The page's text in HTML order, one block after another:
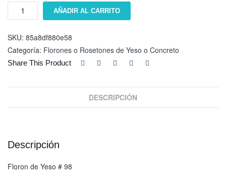
Floron
cantidad
AÑADIR AL CARRITO
SKU: 85a8df880e58
Categoría: Florones o Rosetones de Yeso o Concreto
Share This Product
DESCRIPCIÓN
Descripción
Floron de Yeso # 98